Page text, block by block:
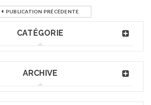
PUBLICATION PRÉCÉDENTE
CATÉGORIE
ARCHIVE